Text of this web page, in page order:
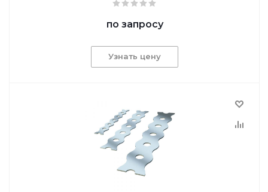
по запросу
Узнать цену